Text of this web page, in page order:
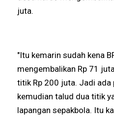
juta.
"Itu kemarin sudah kena
mengembalikan Rp 71
titik Rp 200 juta. Jadi ada
kemudian talud dua titik
lapangan sepakbola. Itu